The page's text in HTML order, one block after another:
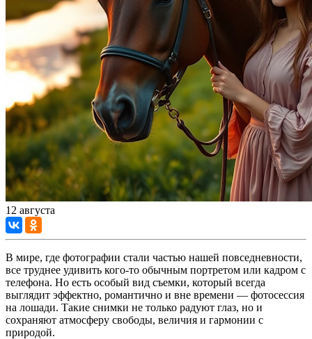
12 августа
В мире, где фотографии стали частью нашей повседневности,
все труднее удивить кого-то обычным портретом или кадром с
телефона. Но есть особый вид съемки, который всегда
выглядит эффектно, романтично и вне времени — фотосессия
на лошади. Такие снимки не только радуют глаз, но и
сохраняют атмосферу свободы, величия и гармонии с
природой.